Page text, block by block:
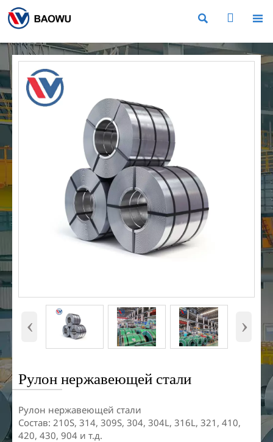
  
‹ ›
Рулон нержавеющей стали
Рулон нержавеющей стали
Состав: 210S, 314, 309S, 304, 304L, 316L, 321, 410,
420, 430, 904 и т.д.